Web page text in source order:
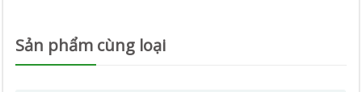
Sản phẩm cùng loại